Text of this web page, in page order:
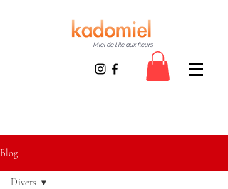
Miel de l'île aux fleurs
Blog
Divers